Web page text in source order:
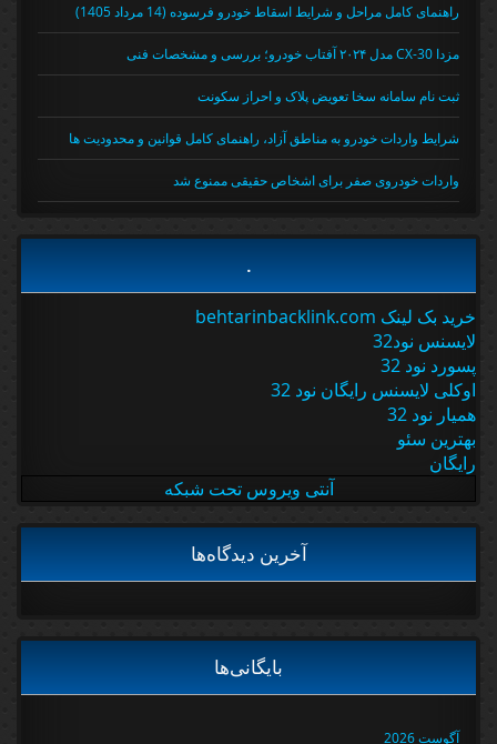
راهنمای کامل مراحل و شرایط اسقاط خودرو فرسوده (14 مرداد 1405)
مزدا CX-30 مدل ۲۰۲۴ آفتاب خودرو؛ بررسی و مشخصات فنی
ثبت نام سامانه سخا تعویض پلاک و احراز سکونت
شرایط واردات خودرو به مناطق آزاد، راهنمای کامل قوانین و محدودیت ها
واردات خودروی صفر برای اشخاص حقیقی ممنوع شد
خرید بک لینک behtarinbacklink.com
لایسنس نود32
پسورد نود 32
اوکلی لایسنس رایگان نود 32
همیار نود 32
بهترین سئو
رایگان
آنتی ویروس تحت شبکه
آخرین دیدگاه‌ها
بایگانی‌ها
آگوست 2026